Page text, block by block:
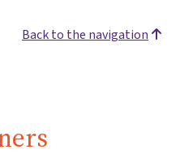
Back to the navigation